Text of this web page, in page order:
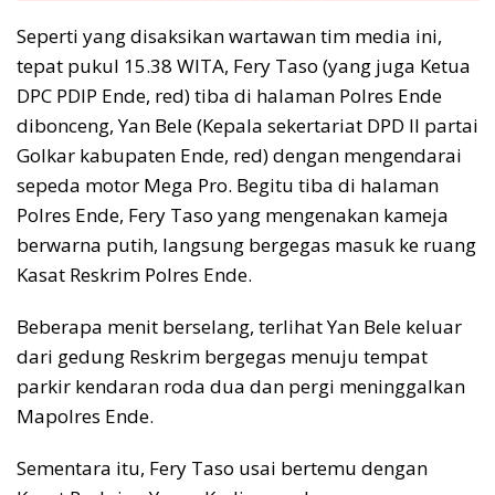
Seperti yang disaksikan wartawan tim media ini,
tepat pukul 15.38 WITA, Fery Taso (yang juga Ketua
DPC PDIP Ende, red) tiba di halaman Polres Ende
dibonceng, Yan Bele (Kepala sekertariat DPD II partai
Golkar kabupaten Ende, red) dengan mengendarai
sepeda motor Mega Pro. Begitu tiba di halaman
Polres Ende, Fery Taso yang mengenakan kameja
berwarna putih, langsung bergegas masuk ke ruang
Kasat Reskrim Polres Ende.
Beberapa menit berselang, terlihat Yan Bele keluar
dari gedung Reskrim bergegas menuju tempat
parkir kendaran roda dua dan pergi meninggalkan
Mapolres Ende.
Sementara itu, Fery Taso usai bertemu dengan